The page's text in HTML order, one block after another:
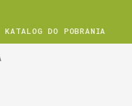
KATALOG DO POBRANIA